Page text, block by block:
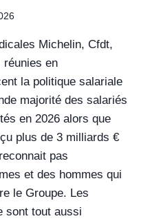
Michelin, Cfdt,
réunies en
la politique salariale
majorité des salariés
en 2026 alors que
plus de 3 milliards €
pas
et des hommes qui
le Groupe. Les
sont tout aussi